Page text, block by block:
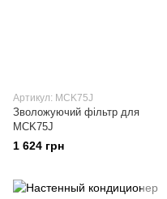
Артикул: MCK75J
Зволожуючий фільтр для
MCK75J
1 624 грн